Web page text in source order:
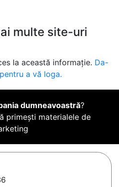
multe site-uri
la această informație. Da-
a vă loga.
dumneavoastră?
primești materialele de